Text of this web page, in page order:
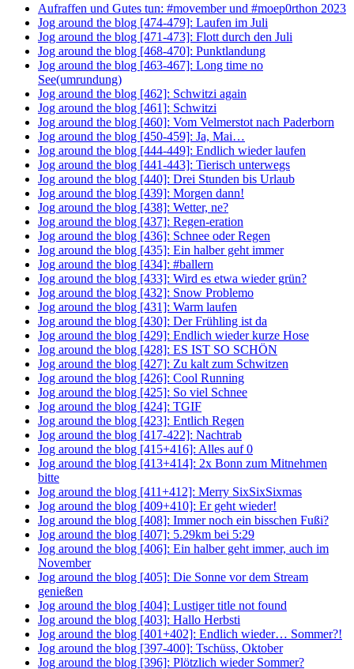
Aufraffen und Gutes tun: #movember und #moep0rthon 2023
Jog around the blog [474-479]: Laufen im Juli
Jog around the blog [471-473]: Flott durch den Juli
Jog around the blog [468-470]: Punktlandung
Jog around the blog [463-467]: Long time no
See(umrundung)
Jog around the blog [462]: Schwitzi again
Jog around the blog [461]: Schwitzi
Jog around the blog [460]: Vom Velmerstot nach Paderborn
Jog around the blog [450-459]: Ja, Mai…
Jog around the blog [444-449]: Endlich wieder laufen
Jog around the blog [441-443]: Tierisch unterwegs
Jog around the blog [440]: Drei Stunden bis Urlaub
Jog around the blog [439]: Morgen dann!
Jog around the blog [438]: Wetter, ne?
Jog around the blog [437]: Regen-eration
Jog around the blog [436]: Schnee oder Regen
Jog around the blog [435]: Ein halber geht immer
Jog around the blog [434]: #ballern
Jog around the blog [433]: Wird es etwa wieder grün?
Jog around the blog [432]: Snow Problemo
Jog around the blog [431]: Warm laufen
Jog around the blog [430]: Der Frühling ist da
Jog around the blog [429]: Endlich wieder kurze Hose
Jog around the blog [428]: ES IST SO SCHÖN
Jog around the blog [427]: Zu kalt zum Schwitzen
Jog around the blog [426]: Cool Running
Jog around the blog [425]: So viel Schnee
Jog around the blog [424]: TGIF
Jog around the blog [423]: Entlich Regen
Jog around the blog [417-422]: Nachtrab
Jog around the blog [415+416]: Alles auf 0
Jog around the blog [413+414]: 2x Bonn zum Mitnehmen
bitte
Jog around the blog [411+412]: Merry SixSixSixmas
Jog around the blog [409+410]: Er geht wieder!
Jog around the blog [408]: Immer noch ein bisschen Fußi?
Jog around the blog [407]: 5.29km bei 5:29
Jog around the blog [406]: Ein halber geht immer, auch im
November
Jog around the blog [405]: Die Sonne vor dem Stream
genießen
Jog around the blog [404]: Lustiger title not found
Jog around the blog [403]: Hallo Herbsti
Jog around the blog [401+402]: Endlich wieder… Sommer?!
Jog around the blog [397-400]: Tschüss, Oktober
Jog around the blog [396]: Plötzlich wieder Sommer?